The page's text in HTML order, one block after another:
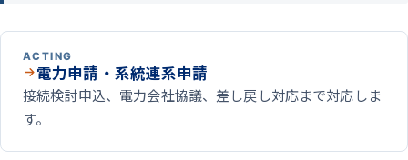
ACTING
電力申請・系統連系申請
接続検討申込、電力会社協議、差し戻し対応まで対応しま
す。